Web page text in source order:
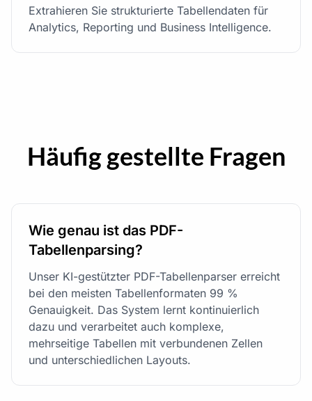
Extrahieren Sie strukturierte Tabellendaten für
Analytics, Reporting und Business Intelligence.
Häufig gestellte Fragen
Wie genau ist das PDF-
Tabellenparsing?
Unser KI-gestützter PDF-Tabellenparser erreicht
bei den meisten Tabellenformaten 99 %
Genauigkeit. Das System lernt kontinuierlich
dazu und verarbeitet auch komplexe,
mehrseitige Tabellen mit verbundenen Zellen
und unterschiedlichen Layouts.